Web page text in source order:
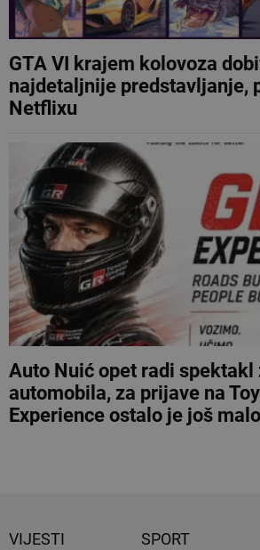
GTA VI krajem kolovoza
najdetaljnije predstavljanje,
Netflixu
Auto Nuić opet radi
automobila, za prijave na
Experience ostalo je još
VIJESTI SPORT